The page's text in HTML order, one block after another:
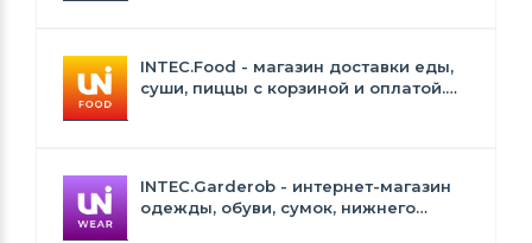
INTEC.Food - магазин доставки еды,
суши, пиццы с корзиной и оплатой.
INTEC.Garderob - интернет-магазин
одежды, обуви, сумок, нижнего